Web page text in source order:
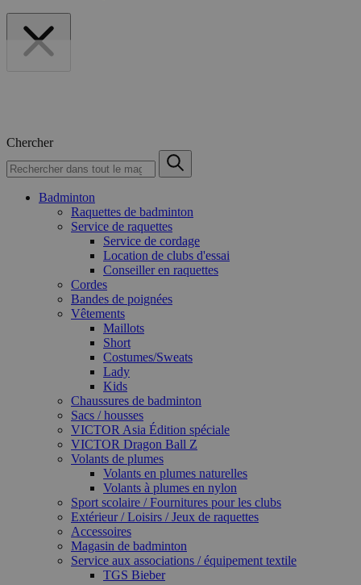
Chercher
Badminton
Raquettes de badminton
Service de raquettes
Service de cordage
Location de clubs d'essai
Conseiller en raquettes
Cordes
Bandes de poignées
Vêtements
Maillots
Short
Costumes/Sweats
Lady
Kids
Chaussures de badminton
Sacs / housses
VICTOR Asia Édition spéciale
VICTOR Dragon Ball Z
Volants de plumes
Volants en plumes naturelles
Volants à plumes en nylon
Sport scolaire / Fournitures pour les clubs
Extérieur / Loisirs / Jeux de raquettes
Accessoires
Magasin de badminton
Service aux associations / équipement textile
TGS Bieber